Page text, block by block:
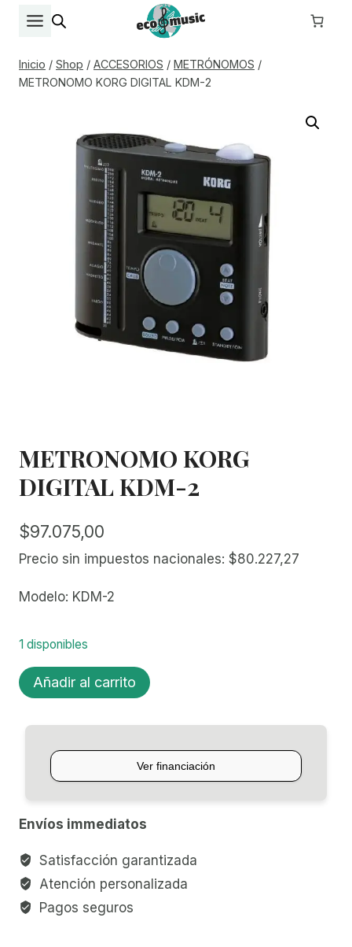
Inicio / Shop / ACCESORIOS / METRÓNOMOS /
METRONOMO KORG DIGITAL KDM-2
METRONOMO KORG
DIGITAL KDM-2
$97.075,00
Precio sin impuestos nacionales: $80.227,27
Modelo: KDM-2
1 disponibles
METRONOMO
KORG
cantidad
Añadir al carrito
Envíos immediatos
Satisfacción garantizada
Atención personalizada
Pagos seguros